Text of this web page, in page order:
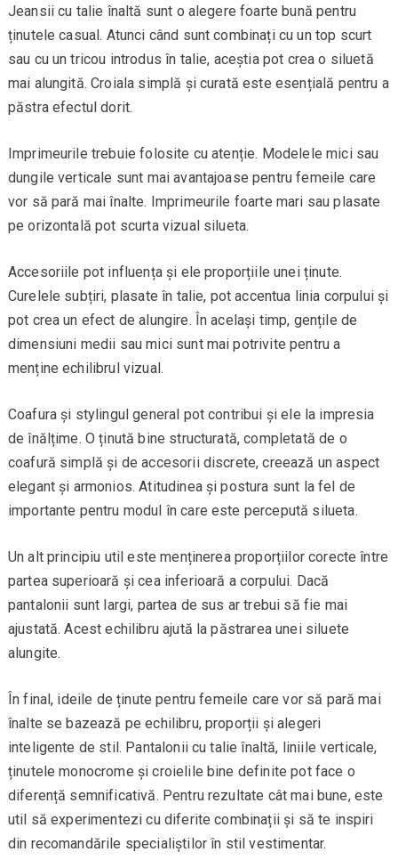
Jeansii cu talie înaltă sunt o alegere foarte bună pentru
ținutele casual. Atunci când sunt combinați cu un top scurt
sau cu un tricou introdus în talie, aceștia pot crea o siluetă
mai alungită. Croiala simplă și curată este esențială pentru a
păstra efectul dorit.
Imprimeurile trebuie folosite cu atenție. Modelele mici sau
dungile verticale sunt mai avantajoase pentru femeile care
vor să pară mai înalte. Imprimeurile foarte mari sau plasate
pe orizontală pot scurta vizual silueta.
Accesoriile pot influența și ele proporțiile unei ținute.
Curelele subțiri, plasate în talie, pot accentua linia corpului și
pot crea un efect de alungire. În același timp, gențile de
dimensiuni medii sau mici sunt mai potrivite pentru a
menține echilibrul vizual.
Coafura și stylingul general pot contribui și ele la impresia
de înălțime. O ținută bine structurată, completată de o
coafură simplă și de accesorii discrete, creează un aspect
elegant și armonios. Atitudinea și postura sunt la fel de
importante pentru modul în care este percepută silueta.
Un alt principiu util este menținerea proporțiilor corecte între
partea superioară și cea inferioară a corpului. Dacă
pantalonii sunt largi, partea de sus ar trebui să fie mai
ajustată. Acest echilibru ajută la păstrarea unei siluete
alungite.
În final, ideile de ținute pentru femeile care vor să pară mai
înalte se bazează pe echilibru, proporții și alegeri
inteligente de stil. Pantalonii cu talie înaltă, liniile verticale,
ținutele monocrome și croielile bine definite pot face o
diferență semnificativă. Pentru rezultate cât mai bune, este
util să experimentezi cu diferite combinații și să te inspiri
din recomandările specialiștilor în stil vestimentar.